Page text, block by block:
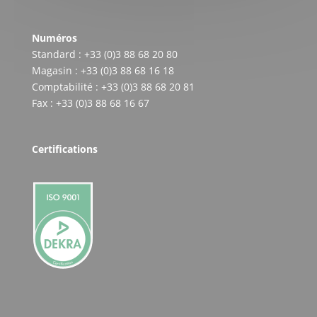
Numéros
Standard : +33 (0)3 88 68 20 80
Magasin : +33 (0)3 88 68 16 18
Comptabilité : +33 (0)3 88 68 20 81
Fax : +33 (0)3 88 68 16 67
Certifications